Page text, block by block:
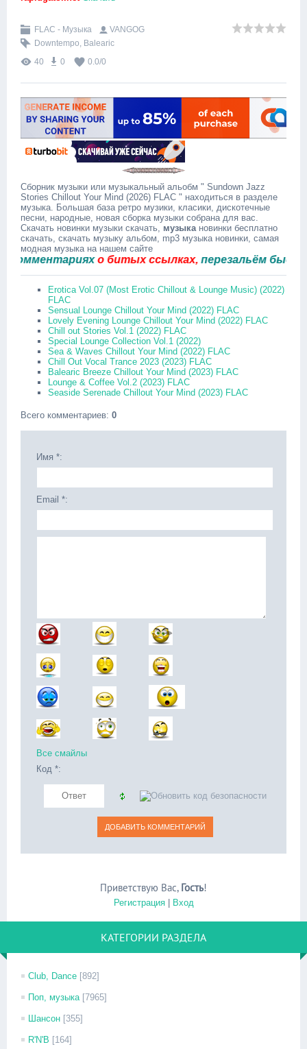
FLAC - Музыка
VANGOG
Downtempo, Balearic
40
0 0.0/0
Сборник музыки или музыкальный альобм " Sundown Jazz
Stories Chillout Your Mind (2026) FLAC " находиться в разделе
музыка. Большая база ретро музики, класики, дискотечные
песни, народные, новая сборка музыки собрана для вас.
Скачать новинки музыки скачать, музыкановинки бесплатно
скачать, скачать музыку альбом, mp3 музыка новинки, самая
модная музыка на нашем сайте
о битых ссылках,перезальём быстро.
Erotica Vol.07 (Most Erotic Chillout & Lounge Music) (2022)
FLAC
Sensual Lounge Chillout Your Mind (2022) FLAC
Lovely Evening Lounge Chillout Your Mind (2022) FLAC
Chill out Stories Vol.1 (2022) FLAC
Special Lounge Collection Vol.1 (2022)
Sea & Waves Chillout Your Mind (2022) FLAC
Chill Out Vocal Trance 2023 (2023) FLAC
Balearic Breeze Chillout Your Mind (2023) FLAC
Lounge & Coffee Vol.2 (2023) FLAC
Seaside Serenade Chillout Your Mind (2023) FLAC
Всего комментариев: 0
Имя *:
Email *:
Все смайлы
Код *:
Приветствую Вас, Гость!
Регистрация| Вход
КАТЕГОРИИ РАЗДЕЛА
Club, Dance [892]
Поп, музыка [7965]
Шансон [355]
R'N'B [164]